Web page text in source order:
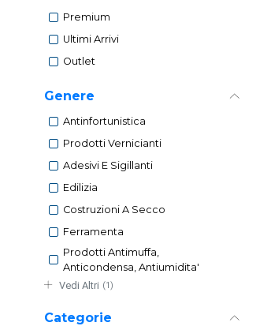
Premium
Ultimi Arrivi
Outlet
Genere
Antinfortunistica
Prodotti Vernicianti
Adesivi E Sigillanti
Edilizia
Costruzioni A Secco
Ferramenta
Prodotti Antimuffa,
Anticondensa, Antiumidita'
Vedi Altri (1)
Categorie